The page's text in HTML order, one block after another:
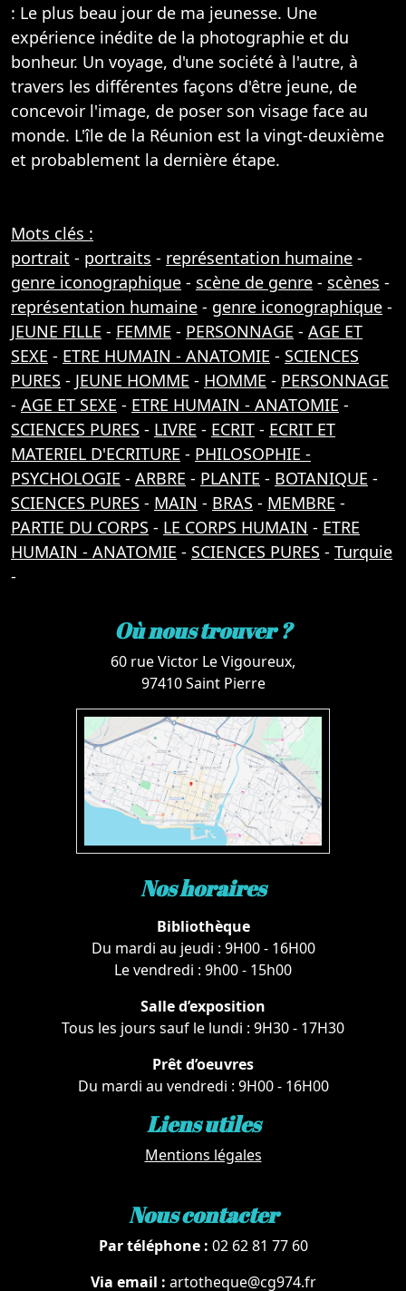
: Le plus beau jour de ma jeunesse. Une
expérience inédite de la photographie et du
bonheur. Un voyage, d'une société à l'autre, à
travers les différentes façons d'être jeune, de
concevoir l'image, de poser son visage face au
monde. L'île de la Réunion est la vingt-deuxième
et probablement la dernière étape.
Mots clés :
portrait - portraits - représentation humaine -
genre iconographique - scène de genre - scènes -
représentation humaine - genre iconographique -
JEUNE FILLE - FEMME - PERSONNAGE - AGE ET
SEXE - ETRE HUMAIN - ANATOMIE - SCIENCES
PURES - JEUNE HOMME - HOMME - PERSONNAGE
- AGE ET SEXE - ETRE HUMAIN - ANATOMIE -
SCIENCES PURES - LIVRE - ECRIT - ECRIT ET
MATERIEL D'ECRITURE - PHILOSOPHIE -
PSYCHOLOGIE - ARBRE - PLANTE - BOTANIQUE -
SCIENCES PURES - MAIN - BRAS - MEMBRE -
PARTIE DU CORPS - LE CORPS HUMAIN - ETRE
HUMAIN - ANATOMIE - SCIENCES PURES - Turquie
-
Où nous trouver ?
60 rue Victor Le Vigoureux,
97410 Saint Pierre
Nos horaires
Bibliothèque
Du mardi au jeudi : 9H00 - 16H00
Le vendredi : 9h00 - 15h00
Salle d’exposition
Tous les jours sauf le lundi : 9H30 - 17H30
Prêt d’oeuvres
Du mardi au vendredi : 9H00 - 16H00
Liens utiles
Mentions légales
Nous contacter
Par téléphone : 02 62 81 77 60
Via email : artotheque@cg974.fr